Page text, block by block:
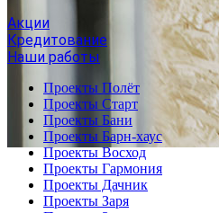
Акции
Кредитование
Наши работы
Проекты Полёт
Проекты Старт
Проекты Бани
Проекты Барн-хаус
Проекты Восход
Проекты Гармония
Проекты Дачник
Проекты Заря